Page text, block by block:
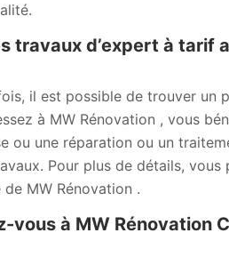
travaux d’expert à tarif
il est possible de trouver un
à MW Rénovation , vous
ou une réparation ou un
Pour plus de détails, vous
MW Rénovation .
à MW Rénovation